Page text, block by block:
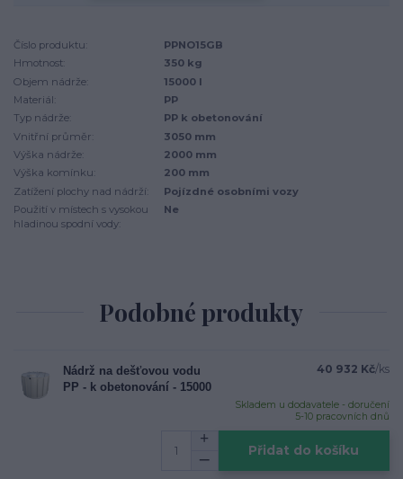
Číslo produktu:
PPNO15GB
Hmotnost:
350 kg
Objem nádrže:
15000 l
Materiál:
PP
Typ nádrže:
PP k obetonování
Vnitřní průměr:
3050 mm
Výška nádrže:
2000 mm
Výška komínku:
200 mm
Zatížení plochy nad nádrží:
Pojízdné osobními vozy
Použití v místech s vysokou
hladinou spodní vody:
Ne
Podobné produkty
Nádrž na dešťovou vodu
PP - k obetonování - 15000
40 932 Kč/ks
Skladem u dodavatele - doručení
5-10 pracovních dnů
Přidat do košíku